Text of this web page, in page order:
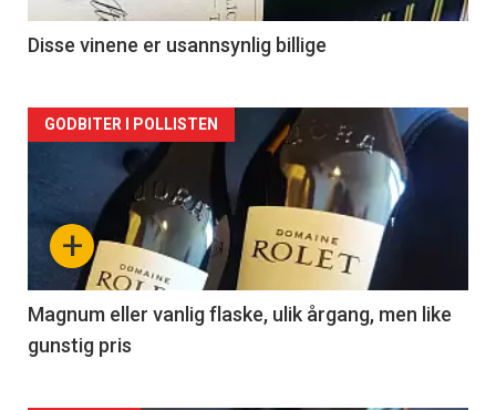
2
Disse vinene er usannsynlig billige
Forsiden
akkurat
nå
3
+
GODBITER I POLLISTEN
Magnum eller vanlig flaske, ulik årgang, men like
gunstig pris